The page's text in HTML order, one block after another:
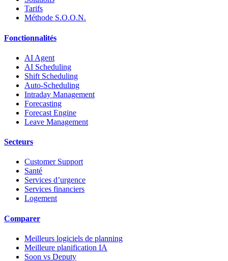
Tarifs
Méthode S.O.O.N.
Fonctionnalités
AI Agent
AI Scheduling
Shift Scheduling
Auto-Scheduling
Intraday Management
Forecasting
Forecast Engine
Leave Management
Secteurs
Customer Support
Santé
Services d’urgence
Services financiers
Logement
Comparer
Meilleurs logiciels de planning
Meilleure planification IA
Soon vs Deputy